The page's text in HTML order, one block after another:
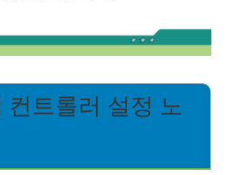
컨트롤러 설정 노